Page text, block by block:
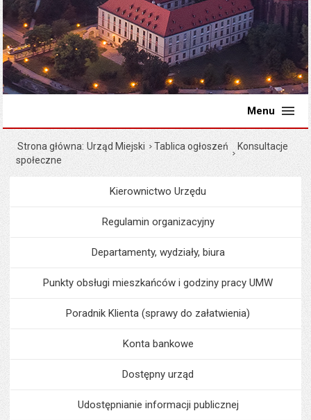
Menu
Strona główna Urząd Miejski Tablica ogłoszeń
Konsultacje
społeczne
MenuUrząd Miejski
Kierownictwo Urzędu
Regulamin organizacyjny
Departamenty, wydziały, biura
Punkty obsługi mieszkańców i godziny pracy UMW
Poradnik Klienta (sprawy do załatwienia)
Konta bankowe
Dostępny urząd
Udostępnianie informacji publicznej